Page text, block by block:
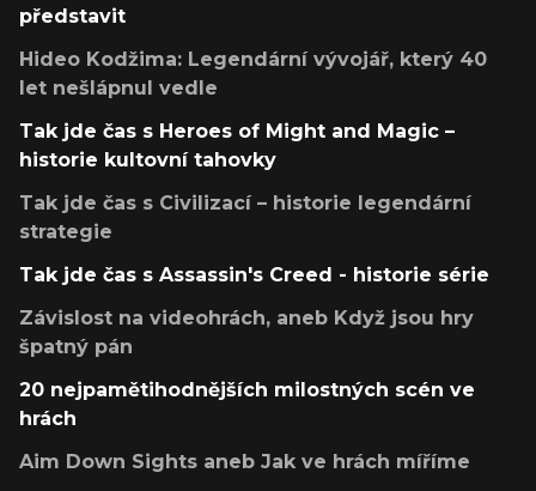
představit
Hideo Kodžima: Legendární vývojář, který 40
let nešlápnul vedle
Tak jde čas s Heroes of Might and Magic –
historie kultovní tahovky
Tak jde čas s Civilizací – historie legendární
strategie
Tak jde čas s Assassin's Creed - historie série
Závislost na videohrách, aneb Když jsou hry
špatný pán
20 nejpamětihodnějších milostných scén ve
hrách
Aim Down Sights aneb Jak ve hrách míříme